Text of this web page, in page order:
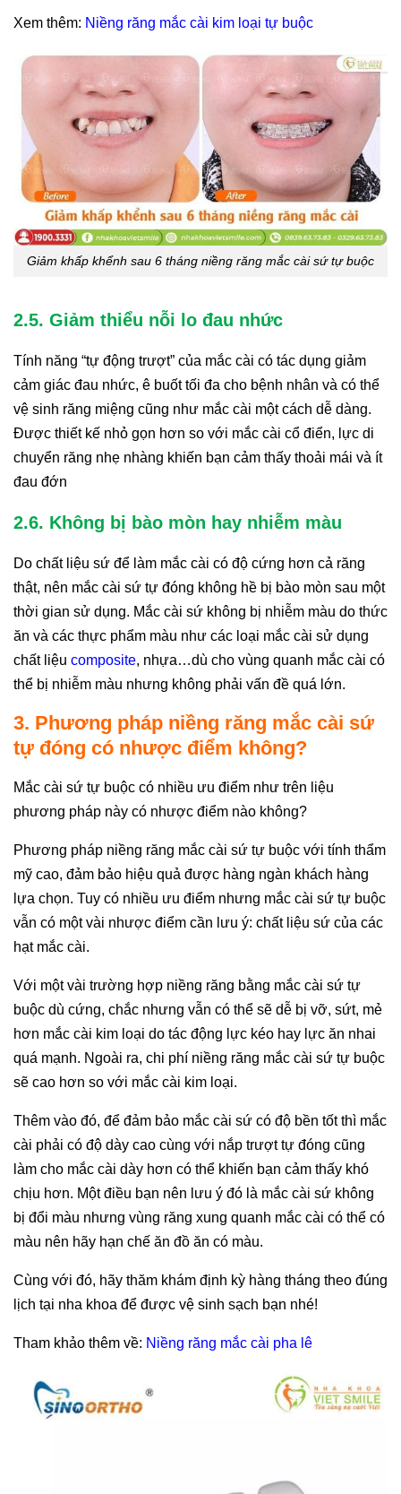
Xem thêm: Niềng răng mắc cài kim loại tự buộc
Giảm khấp khểnh sau 6 tháng niềng răng mắc cài sứ tự buộc
2.5. Giảm thiểu nỗi lo đau nhức
Tính năng “tự động trượt” của mắc cài có tác dụng giảm
cảm giác đau nhức, ê buốt tối đa cho bệnh nhân và có thể
vệ sinh răng miệng cũng như mắc cài một cách dễ dàng.
Được thiết kế nhỏ gọn hơn so với mắc cài cổ điển, lực di
chuyển răng nhẹ nhàng khiến bạn cảm thấy thoải mái và ít
đau đớn
2.6. Không bị bào mòn hay nhiễm màu
Do chất liệu sứ để làm mắc cài có độ cứng hơn cả răng
thật, nên mắc cài sứ tự đóng không hề bị bào mòn sau một
thời gian sử dụng. Mắc cài sứ không bị nhiễm màu do thức
ăn và các thực phẩm màu như các loại mắc cài sử dụng
chất liệu composite, nhựa…dù cho vùng quanh mắc cài có
thể bị nhiễm màu nhưng không phải vấn đề quá lớn.
3. Phương pháp niềng răng mắc cài sứ
tự đóng có nhược điểm không?
Mắc cài sứ tự buộc có nhiều ưu điểm như trên liệu
phương pháp này có nhược điểm nào không?
Phương pháp niềng răng mắc cài sứ tự buộc với tính thẩm
mỹ cao, đảm bảo hiệu quả được hàng ngàn khách hàng
lựa chọn. Tuy có nhiều ưu điểm nhưng mắc cài sứ tự buộc
vẫn có một vài nhược điểm cần lưu ý: chất liệu sứ của các
hạt mắc cài.
Với một vài trường hợp niềng răng bằng mắc cài sứ tự
buộc dù cứng, chắc nhưng vẫn có thể sẽ dễ bị vỡ, sứt, mẻ
hơn mắc cài kim loại do tác động lực kéo hay lực ăn nhai
quá mạnh. Ngoài ra, chi phí niềng răng mắc cài sứ tự buộc
sẽ cao hơn so với mắc cài kim loại.
Thêm vào đó, để đảm bảo mắc cài sứ có độ bền tốt thì mắc
cài phải có độ dày cao cùng với nắp trượt tự đóng cũng
làm cho mắc cài dày hơn có thể khiến bạn cảm thấy khó
chịu hơn. Một điều bạn nên lưu ý đó là mắc cài sứ không
bị đổi màu nhưng vùng răng xung quanh mắc cài có thể có
màu nên hãy hạn chế ăn đồ ăn có màu.
Cùng với đó, hãy thăm khám định kỳ hàng tháng theo đúng
lịch tại nha khoa để được vệ sinh sạch bạn nhé!
Tham khảo thêm về: Niềng răng mắc cài pha lê